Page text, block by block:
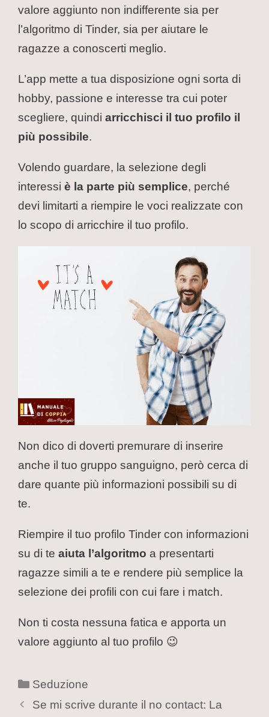
valore aggiunto non indifferente sia per
l’algoritmo di Tinder, sia per aiutare le
ragazze a conoscerti meglio.
L’app mette a tua disposizione ogni sorta di
hobby, passione e interesse tra cui poter
scegliere, quindi arricchisci il tuo profilo il
più possibile.
Volendo guardare, la selezione degli
interessi è la parte più semplice, perché
devi limitarti a riempire le voci realizzate con
lo scopo di arricchire il tuo profilo.
Non dico di doverti premurare di inserire
anche il tuo gruppo sanguigno, però cerca di
dare quante più informazioni possibili su di
te.
Riempire il tuo profilo Tinder con informazioni
su di te aiuta l’algoritmo a presentarti
ragazze simili a te e rendere più semplice la
selezione dei profili con cui fare i match.
Non ti costa nessuna fatica e apporta un
valore aggiunto al tuo profilo 😉
Seduzione
Se mi scrive durante il no contact: La